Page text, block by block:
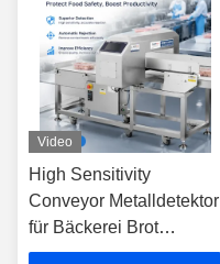
Video
High Sensitivity
Conveyor Metalldetektor
für Bäckerei Brot
Kuchen Gebäck Kekse